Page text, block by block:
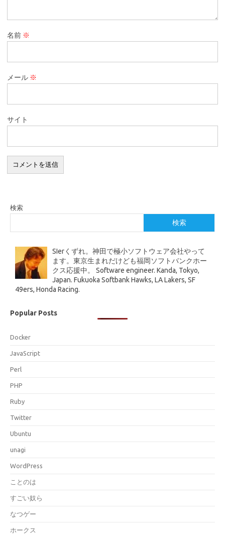
名前 ※
メール ※
サイト
検索
検索
SIerくずれ。神田で極小ソフトウェア会社やって
ます。東京生まれだけども福岡ソフトバンクホー
クス応援中。 Software engineer. Kanda, Tokyo,
Japan. Fukuoka Softbank Hawks, LA Lakers, SF
49ers, Honda Racing.
Popular Posts
Docker
JavaScript
Perl
PHP
Ruby
Twitter
Ubuntu
unagi
WordPress
ことのは
すごい奴ら
なつゲー
ホークス